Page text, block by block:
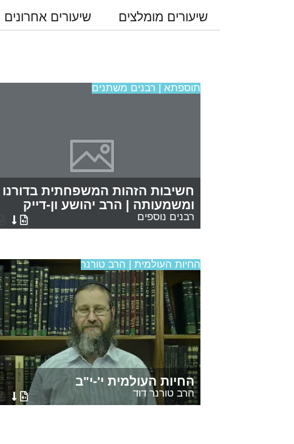
שיעורים מומלצים שיעורים אחרונים
תוספתא | רבנים משתנים
חשיבות הזהות המשפחתית בדורנו
ומשמעותה | הרב יהושע ון-דייק
רבנים נוספים
החיות העולמית | הרב טורנר
החיות העולמית י'-י"ב
הרב טורנר דוד